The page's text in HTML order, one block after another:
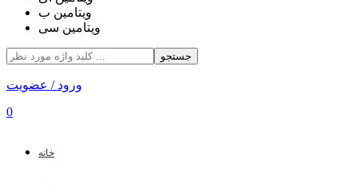
ویتامین ب
ویتامین سی
جستجو
ورود / عضویت
0
خانه